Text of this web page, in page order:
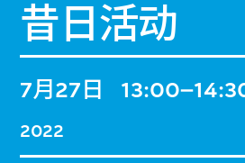
昔日活动
7月27日
2022